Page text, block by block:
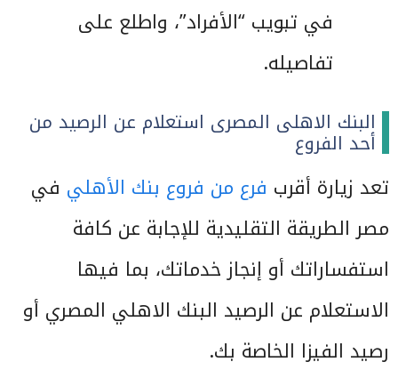
في تبويب “الأفراد”، واطلع على
تفاصيله.
البنك الاهلى المصرى استعلام عن الرصيد من
أحد الفروع
تعد زيارة أقرب فرع من فروع بنك الأهلي في
مصر الطريقة التقليدية للإجابة عن كافة
استفساراتك أو إنجاز خدماتك، بما فيها
الاستعلام عن الرصيد البنك الاهلي المصري أو
رصيد الفيزا الخاصة بك.